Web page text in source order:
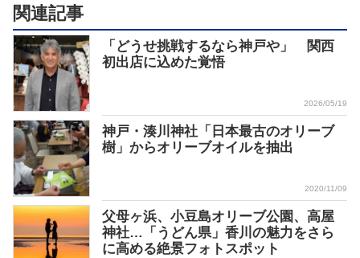
関連記事
「どうせ挑戦するなら神戸や」 関西
初出店に込めた覚悟
2026/05/19
神戸・湊川神社「日本最古のオリーブ
樹」からオリーブオイルを抽出
2020/11/09
父母ヶ浜、小豆島オリーブ公園、高屋
神社…「うどん県」香川の魅力をさら
に高める絶景フォトスポット